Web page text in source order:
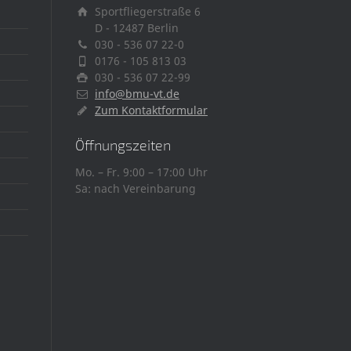
Sportfliegerstraße 6
D - 12487 Berlin
030 - 536 07 22-0
0176 - 105 813 03
030 - 536 07 22-99
info@bmu-vt.de
Zum Kontaktformular
Öffnungszeiten
Mo. – Fr. 9:00 – 17:00 Uhr
Sa: nach Vereinbarung